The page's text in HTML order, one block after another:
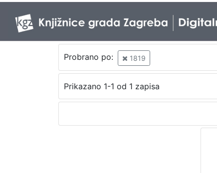
Probrano po: 1819
Prikazano 1-1 od 1 zapisa